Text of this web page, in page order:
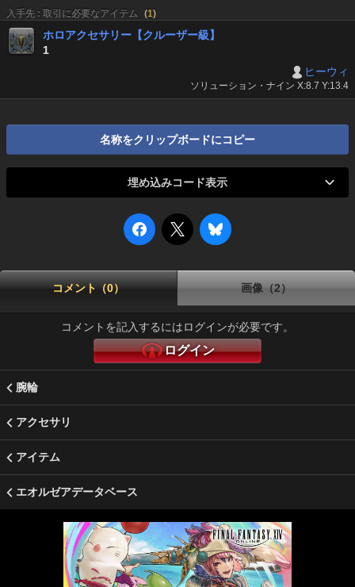
入手先 : 取引に必要なアイテム (1)
ホロアクセサリー【クルーザー級】
1
ヒーウィ
ソリューション・ナイン X:8.7 Y:13.4
名称をクリップボードにコピー
埋め込みコード表示
コメント（0） 画像（2）
コメントを記入するにはログインが必要です。
ログイン
腕輪
アクセサリ
アイテム
エオルゼアデータベース